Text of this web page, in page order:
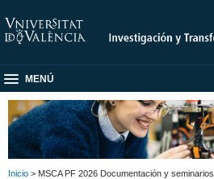
MENÚ
Inicio > MSCA PF 2026 Documentación y seminarios